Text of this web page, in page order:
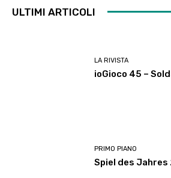
ULTIMI ARTICOLI
LA RIVISTA
ioGioco 45 –
PRIMO PIANO
Spiel des